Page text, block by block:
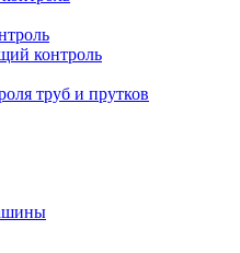
контроль
труб и прутков